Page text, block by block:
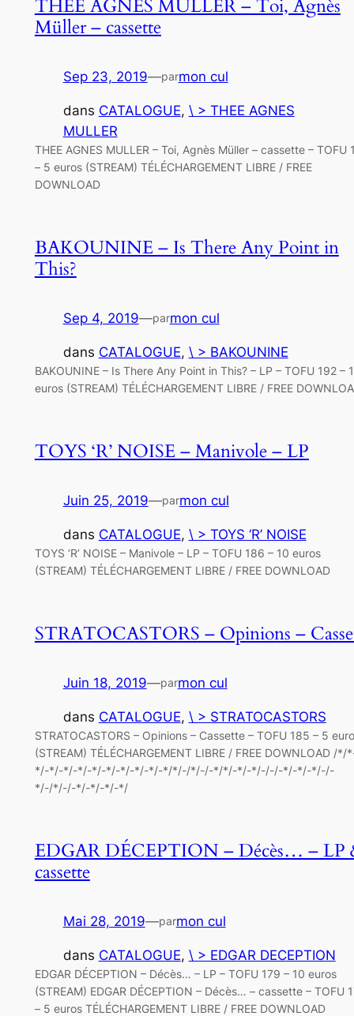
THEE AGNES MULLER – Toi, Agnès
Müller – cassette
Sep 23, 2019—parmon cul
dans CATALOGUE, \ > THEE AGNES
MULLER
THEE AGNES MULLER – Toi, Agnès Müller – cassette – TOFU
– 5 euros (STREAM) TÉLÉCHARGEMENT LIBRE / FREE
DOWNLOAD
BAKOUNINE – Is There Any Point in
This?
Sep 4, 2019—parmon cul
dans CATALOGUE, \ > BAKOUNINE
BAKOUNINE – Is There Any Point in This? – LP – TOFU 192 –
euros (STREAM) TÉLÉCHARGEMENT LIBRE / FREE
TOYS ‘R’ NOISE – Manivole – LP
Juin 25, 2019—parmon cul
dans CATALOGUE, \ > TOYS ‘R’ NOISE
TOYS ‘R’ NOISE – Manivole – LP – TOFU 186 – 10 euros
(STREAM) TÉLÉCHARGEMENT LIBRE / FREE DOWNLOAD
STRATOCASTORS – Opinions –
Juin 18, 2019—parmon cul
dans CATALOGUE, \ > STRATOCASTORS
STRATOCASTORS – Opinions – Cassette – TOFU 185 – 5
(STREAM) TÉLÉCHARGEMENT LIBRE / FREE DOWNLOAD /*/
*/-*/-*/-*/-*/-*/-*/-*/-*/-*/*/-/*/-/-*/*/-*/-*/-/-/-*/-*/-*/-/-
*/-/*/-/-*/-*/-*/-*/
EDGAR DÉCEPTION – Décès… – LP
cassette
Mai 28, 2019—parmon cul
dans CATALOGUE, \ > EDGAR DECEPTION
EDGAR DÉCEPTION – Décès… – LP – TOFU 179 – 10 euros
(STREAM) EDGAR DÉCEPTION – Décès… – cassette – TOFU
– 5 euros TÉLÉCHARGEMENT LIBRE / FREE DOWNLOAD